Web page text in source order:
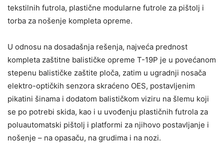
tekstilnih futrola, plastične modularne futrole za pištolj i
torba za nošenje kompleta opreme.
U odnosu na dosadašnja rešenja, najveća prednost
kompleta zaštitne balističke opreme T-19P je u povećanom
stepenu balističke zaštite ploča, zatim u ugradnji nosača
elektro-optičkih senzora skraćeno OES, postavljenim
pikatini šinama i dodatom balističkom viziru na šlemu koji
se po potrebi skida, kao i u uvođenju plastičnih futrola za
poluautomatski pištolj i platformi za njihovo postavljanje i
nošenje – na opasaču, na grudima i na nozi.